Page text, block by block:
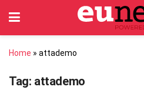
Home » attademo
Tag: attademo